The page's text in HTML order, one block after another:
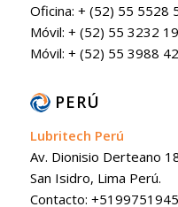
Oficina: + (52) 55 5528
Móvil: + (52) 55 3232
Móvil: + (52) 55 3988
PERÚ
Lubritech Perú
Av. Dionisio Derteano
San Isidro, Lima Perú.
Contacto: